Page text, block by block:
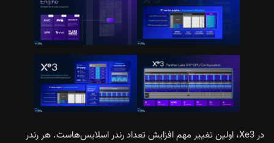
در Xe3، اولین تغییر مهم افزایش تعداد رندر اسلایس‌هاست. هر رندر